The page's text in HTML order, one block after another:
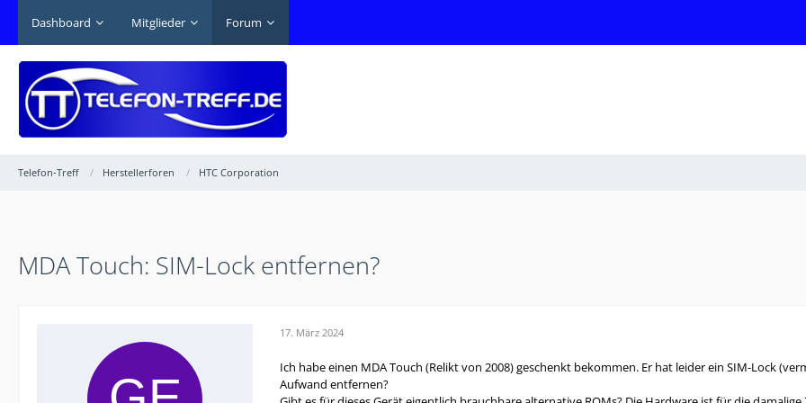
Dashboard Mitglieder Forum
Telefon-Treff Herstellerforen HTC Corporation
MDA Touch: SIM-Lock entfernen?
17. März 2024
Ich habe einen MDA Touch (Relikt von 2008) geschenkt bekommen. Er hat leider ein SIM-Lock
Aufwand entfernen?